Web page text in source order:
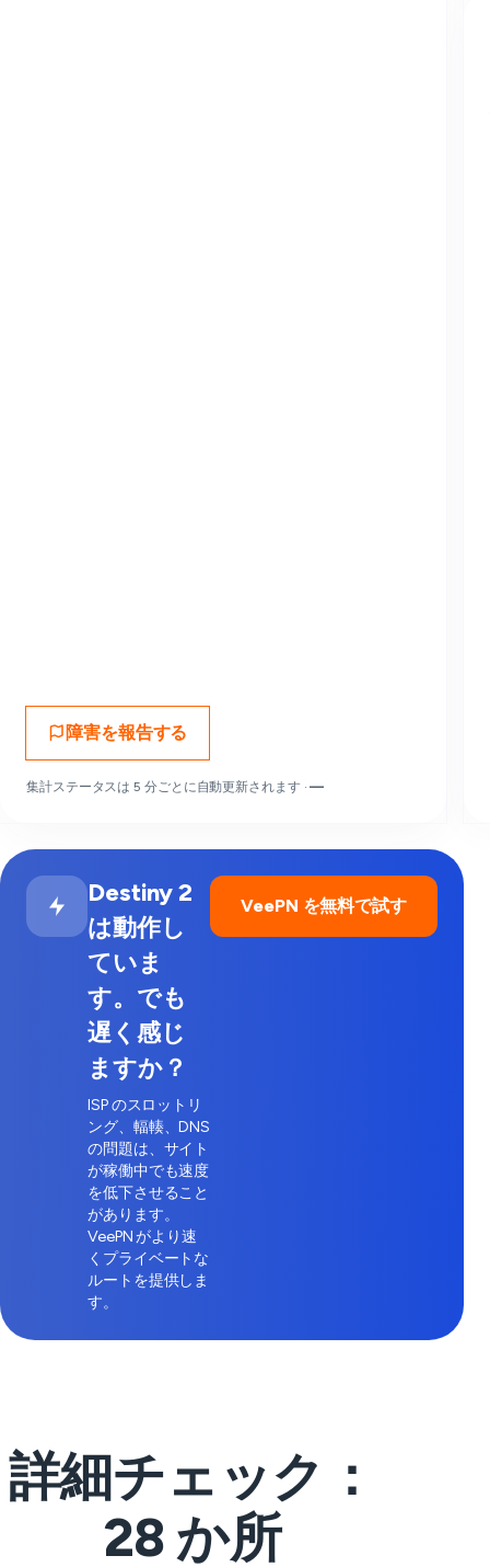
障害を報告する
集計ステータスは 5 分ごとに自動更新されます ·—
Destiny 2
は動作し
ていま
す。でも
遅く感じ
ますか？
ISP のスロットリ
ング、輻輳、DNS
の問題は、サイト
が稼働中でも速度
を低下させること
があります。
VeePN がより速
くプライベートな
ルートを提供しま
す。
VeePN を無料で試す
詳細チェック：
28 か所